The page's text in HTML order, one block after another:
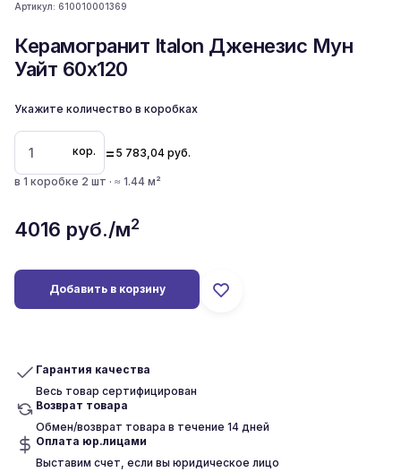
Артикул: 610010001369
Керамогранит Italon Дженезис Мун
Уайт 60x120
Укажите количество в коробках
кор. = 5 783,04 руб.
в 1 коробке 2 шт · ≈ 1.44 м²
4016 руб./м2
Добавить в корзину
Гарантия качества
Весь товар сертифицирован
Возврат товара
Обмен/возврат товара в течение 14 дней
Оплата юр.лицами
Выставим счет, если вы юридическое лицо